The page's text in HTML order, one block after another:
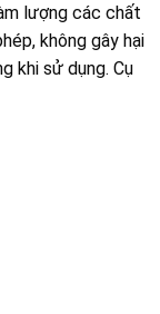
lượng các chất
không gây hại
khi sử dụng. Cụ